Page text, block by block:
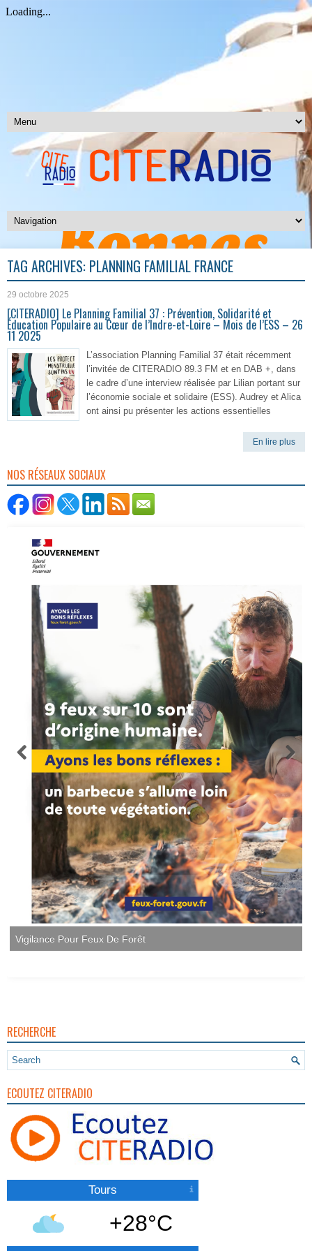
TAG ARCHIVES: PLANNING FAMILIAL FRANCE
29 octobre 2025
[CITERADIO] Le Planning Familial 37 : Prévention, Solidarité et
Éducation Populaire au Cœur de l’Indre-et-Loire – Mois de l’ESS – 26
11 2025
L’association Planning Familial 37 était récemment
l’invitée de CITERADIO 89.3 FM et en DAB +, dans
le cadre d’une interview réalisée par Lilian portant sur
l’économie sociale et solidaire (ESS). Audrey et Alica
ont ainsi pu présenter les actions essentielles
En lire plus
NOS RÉSEAUX SOCIAUX
Vigilance Pour Feux De Forêt
RECHERCHE
ECOUTEZ CITERADIO
Tours
+28°C